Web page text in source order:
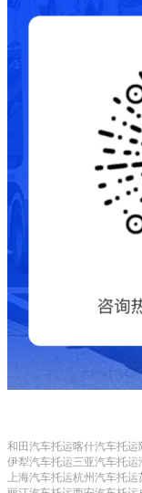
和田汽车托运喀什汽车托运
伊犁汽车托运三亚汽车托运
上海汽车托运杭州汽车托运